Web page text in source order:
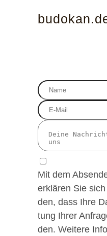
Mit dem
erklä­ren Sie
den, dass Ihre
tung Ihrer
den. Wei­te­re